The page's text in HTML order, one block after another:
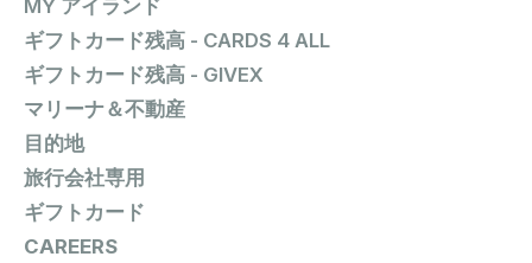
MY アイランド
ギフトカード残高 - CARDS 4 ALL
ギフトカード残高 - GIVEX
マリーナ＆不動産
目的地
旅行会社専用
ギフトカード
CAREERS